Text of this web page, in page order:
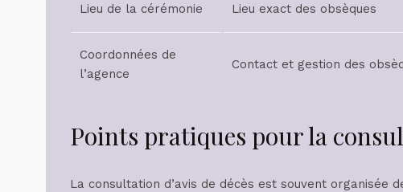
Lieu de la cérémonie Lieu exact des obsèques
Coordonnées de
l’agence
Contact et gestion des
Points pratiques pour la
La consultation d’avis de décès est souvent organisée